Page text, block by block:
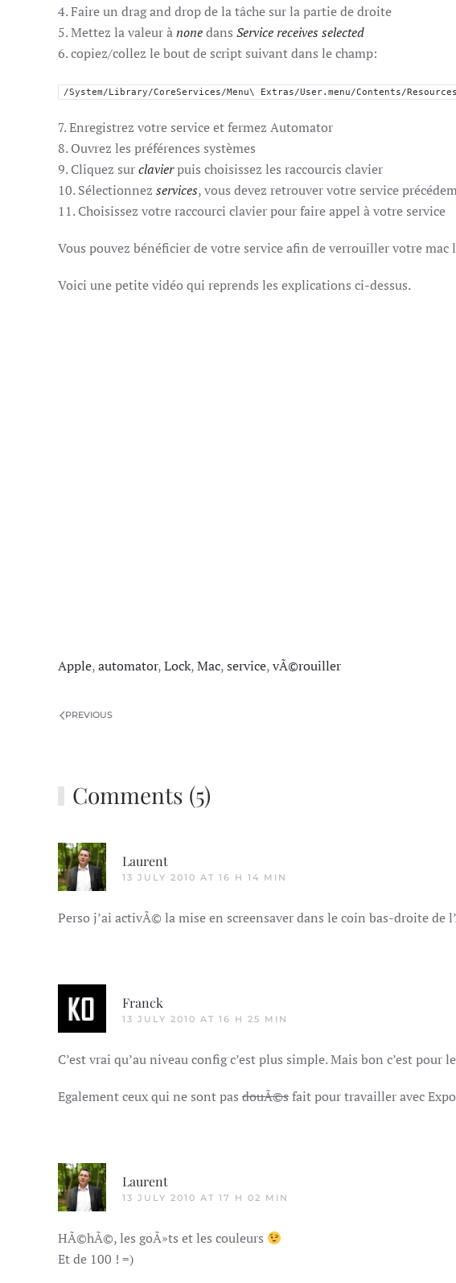
4. Faire un drag and drop de la tâche sur la partie de droite
5. Mettez la valeur ànonedans Service receives selected
6. copiez/collez le bout de script suivant dans le champ:
/System/Library/CoreServices/Menu\ Extras/User.menu/Contents/
7. Enregistrez votre service et fermez Automator
8. Ouvrez les préférences systèmes
9. Cliquez surclavierpuis choisissez les raccourcis clavier
10. Sélectionnez services, vous devez retrouver votre service
11. Choisissez votre raccourci clavier pour faire appel à votre service
Vous pouvez bénéficier de votre service afin de verrouiller votre mac
Voici une petite vidéo qui reprends les explications ci-dessus.
Apple,automator,Lock,Mac,service,vÃ©rouiller
PREVIOUS
Comments (5)
Laurent
13 JULY 2010 AT 16 H 14 MIN
Perso j’ai activÃ© la mise en screensaver dans le coin bas-droite de
Franck
13 JULY 2010 AT 16 H 25 MIN
C’est vrai qu’au niveau config c’est plus simple. Mais bon c’est pour
Egalement ceux qui ne sont pas douÃ©sfait pour travailler avec
Laurent
13 JULY 2010 AT 17 H 02 MIN
HÃ©hÃ©, les goÃ»ts et les couleurs
Et de 100 ! =)